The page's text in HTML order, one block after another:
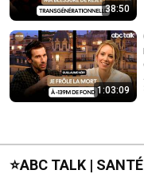
38:50
1:03:09
⭐️ABC TALK |